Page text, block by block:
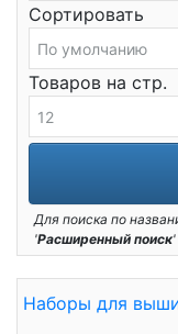
Сортировать
Товаров на стр.
Для поиска по
'Расширенный поиск'
Наборы для